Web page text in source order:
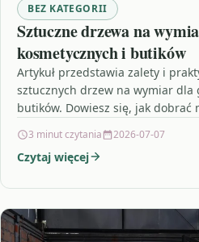
BEZ KATEGORII
Sztuczne drzewa na
kosmetycznych i butików
Artykuł przedstawia zalety i
sztucznych drzew na wymiar dla
butików. Dowiesz się, jak dobrać
3 minut czytania 2026-07-07
Czytaj więcej